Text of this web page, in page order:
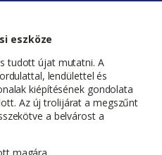
eszköze
tudott újat mutatni. A
lendülettel és
kiépítésének gondolata
Az új trolijárat a megszűnt
a belvárost a